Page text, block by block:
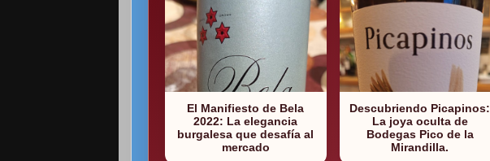
El Manifiesto de Bela
2022: La elegancia
burgalesa que desafía al
mercado
Descubriendo Picapinos:
La joya oculta de
Bodegas Pico de la
Mirandilla.